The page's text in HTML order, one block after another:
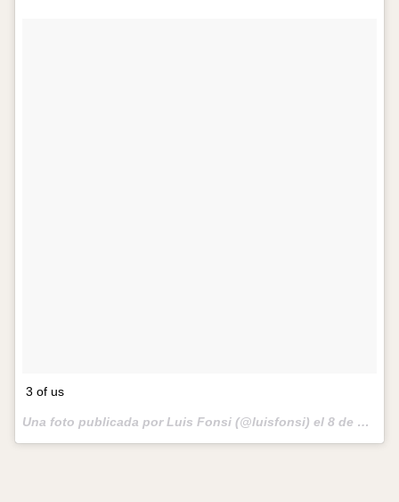
3 of us
Una foto publicada por Luis Fonsi (@luisfonsi) el 8 de Mar de 2012 a la(s) 5:30 PST